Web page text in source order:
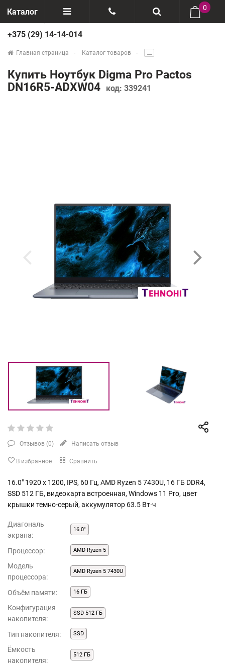
Каталог
Отзывы
Производители
+375(29) 888-44-44
0
+375 (29) 14-14-014
Главная страница Каталог товаров .....
Купить Ноутбук Digma Pro Pactos
DN16R5-ADXW04
код: 339241
Отзывов (0) Написать отзыв
В избранное Сравнить
16.0" 1920 x 1200, IPS, 60 Гц, AMD Ryzen 5 7430U, 16 ГБ DDR4,
SSD 512 ГБ, видеокарта встроенная, Windows 11 Pro, цвет
крышки темно-серый, аккумулятор 63.5 Вт·ч
Диагональ
экрана:
16.0"
Процессор: AMD Ryzen 5
Модель
процессора:
AMD Ryzen 5 7430U
Объём памяти: 16 ГБ
Конфигурация
накопителя:
SSD 512 ГБ
Тип накопителя: SSD
Ёмкость
накопителя:
512 ГБ